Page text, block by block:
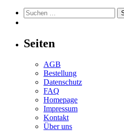
Suchen
nach:
Seiten
AGB
Bestellung
Datenschutz
FAQ
Homepage
Impressum
Kontakt
Über uns